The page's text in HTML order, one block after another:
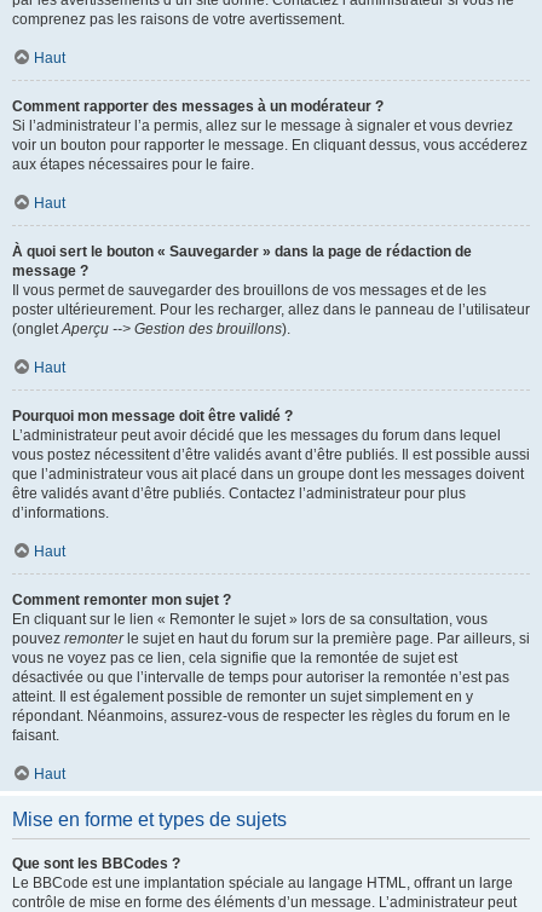
comprenez pas les raisons de votre avertissement.
Haut
Comment rapporter des messages à un modérateur ?
Si l’administrateur l’a permis, allez sur le message à signaler et vous devriez
voir un bouton pour rapporter le message. En cliquant dessus, vous accéderez
aux étapes nécessaires pour le faire.
Haut
À quoi sert le bouton « Sauvegarder » dans la page de rédaction de
message ?
Il vous permet de sauvegarder des brouillons de vos messages et de les
poster ultérieurement. Pour les recharger, allez dans le panneau de l’utilisateur
(ongletAperçu --> Gestion des brouillons).
Haut
Pourquoi mon message doit être validé ?
L’administrateur peut avoir décidé que les messages du forum dans lequel
vous postez nécessitent d’être validés avant d’être publiés. Il est possible aussi
que l’administrateur vous ait placé dans un groupe dont les messages doivent
être validés avant d’être publiés. Contactez l’administrateur pour plus
d’informations.
Haut
Comment remonter mon sujet ?
En cliquant sur le lien « Remonter le sujet » lors de sa consultation, vous
pouvez remonterle sujet en haut du forum sur la première page. Par ailleurs, si
vous ne voyez pas ce lien, cela signifie que la remontée de sujet est
désactivée ou que l’intervalle de temps pour autoriser la remontée n’est pas
atteint. Il est également possible de remonter un sujet simplement en y
répondant. Néanmoins, assurez-vous de respecter les règles du forum en le
faisant.
Haut
Mise en forme et types de sujets
Que sont les BBCodes ?
Le BBCode est une implantation spéciale au langage HTML, offrant un large
contrôle de mise en forme des éléments d’un message. L’administrateur peut